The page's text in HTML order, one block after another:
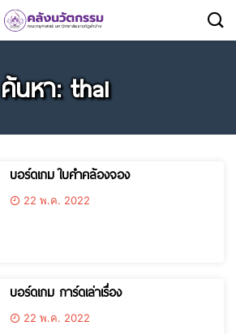
ค้นหา: thai
บอร์ดเกม ใบคำคล้องจอง
22 พ.ค. 2022
บอร์ดเกม การ์ดเล่าเรื่อง
22 พ.ค. 2022